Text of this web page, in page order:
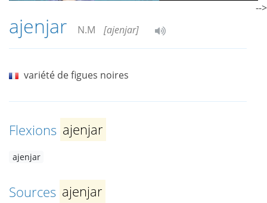
ajenjar N.M [ajenjar]
variété de figues noires
Flexions ajenjar
ajenjar
Sources ajenjar
-->